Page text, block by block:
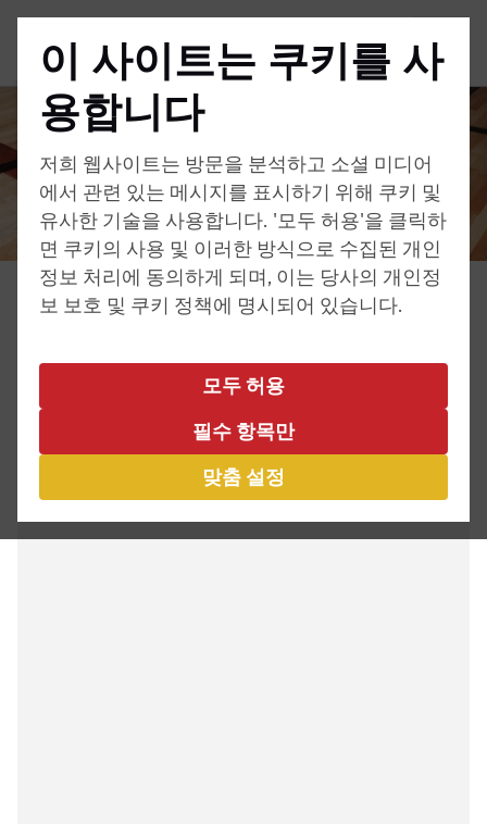
이 사이트는 쿠키를 사
용합니다
저희 웹사이트는 방문을 분석하고 소셜 미디어
에서 관련 있는 메시지를 표시하기 위해 쿠키 및
유사한 기술을 사용합니다. '모두 허용'을 클릭하
면 쿠키의 사용 및 이러한 방식으로 수집된 개인
정보 처리에 동의하게 되며, 이는 당사의 개인정
보 보호 및 쿠키 정책에 명시되어 있습니다.
모두 허용
필수 항목만
맞춤 설정
메뉴
주소 및 경로 설명
+
contributors